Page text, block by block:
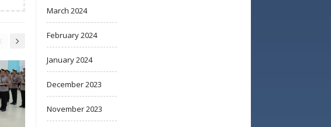
March 2024
February 2024
January 2024
December 2023
November 2023